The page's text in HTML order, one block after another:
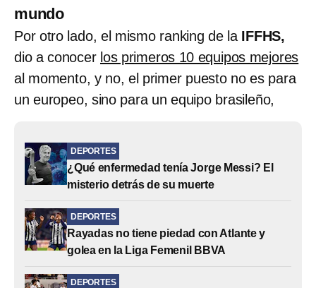
mundo
Por otro lado, el mismo ranking de laIFFHS,
dio a conocer los primeros 10 equipos mejores
al momento, y no, el primer puesto no es para
un europeo, sino para un equipo brasileño,
DEPORTES
¿Qué enfermedad tenía Jorge Messi? El
misterio detrás de su muerte
DEPORTES
Rayadas no tiene piedad con Atlante y
golea en la Liga Femenil BBVA
DEPORTES